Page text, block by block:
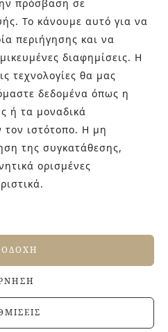
πρόσβαση σε
Το κάνουμε αυτό για να
περιήγησης και να
διαφημίσεις. Η
τεχνολογίες θα μας
δεδομένα όπως η
ή τα μοναδικά
τον ιστότοπο. Η μη
της συγκατάθεσης,
ορισμένες
μετουσιώνονται 40 χρόνια
και των ειδών υγιεινής,
τον ενθουσιασμό της νέας
ιδέες και προτάσεις στον
ή καλέστε μας στο 210-
Η πιο κομψή χρωματική
και πολυτέλεια στους